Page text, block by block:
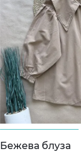
Бежева блуза